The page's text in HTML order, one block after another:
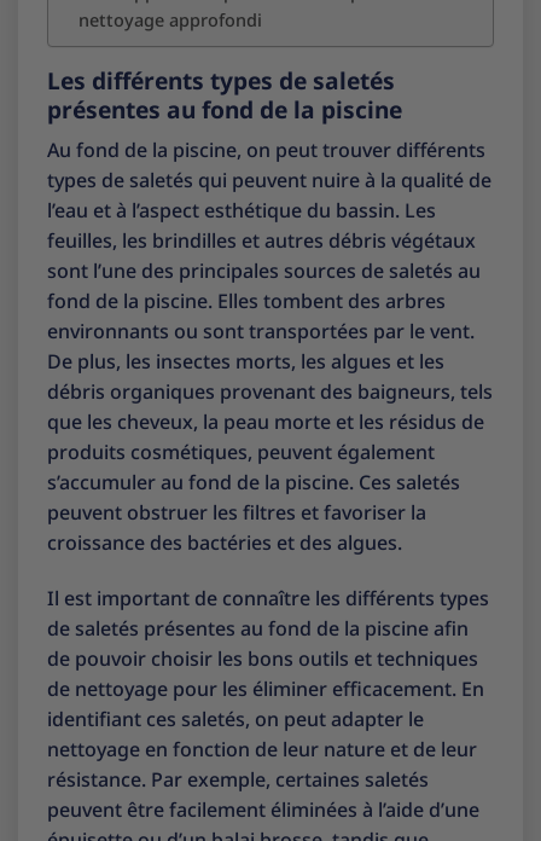
nettoyage approfondi
Les différents types de saletés
présentes au fond de la piscine
Au fond de la piscine, on peut trouver différents
types de saletés qui peuvent nuire à la qualité de
l’eau et à l’aspect esthétique du bassin. Les
feuilles, les brindilles et autres débris végétaux
sont l’une des principales sources de saletés au
fond de la piscine. Elles tombent des arbres
environnants ou sont transportées par le vent.
De plus, les insectes morts, les algues et les
débris organiques provenant des baigneurs, tels
que les cheveux, la peau morte et les résidus de
produits cosmétiques, peuvent également
s’accumuler au fond de la piscine. Ces saletés
peuvent obstruer les filtres et favoriser la
croissance des bactéries et des algues.
Il est important de connaître les différents types
de saletés présentes au fond de la piscine afin
de pouvoir choisir les bons outils et techniques
de nettoyage pour les éliminer efficacement. En
identifiant ces saletés, on peut adapter le
nettoyage en fonction de leur nature et de leur
résistance. Par exemple, certaines saletés
peuvent être facilement éliminées à l’aide d’une